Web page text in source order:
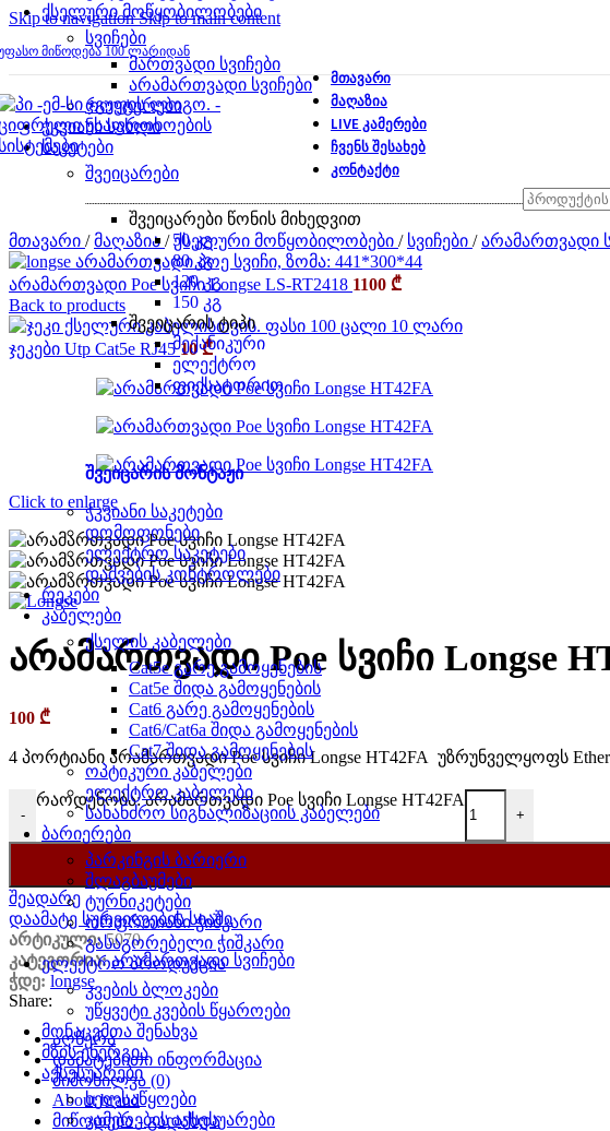
Skip to navigationSkip to main content
მიწოდება 100 ლარიდან
ᲛᲗᲐᲕᲐᲠᲘ
ᲛᲐᲦᲐᲖᲘᲐ
LIVE ᲙᲐᲛᲔᲠᲔᲑᲘ
ᲩᲕᲔᲜᲡ ᲨᲔᲡᲐᲮᲔᲑ
ᲙᲝᲜᲢᲐᲥᲢᲘ
ქსელური მოწყობილობები
სვიჩები
მართვადი სვიჩები
არამართვადი სვიჩები
როუტერები
ჭკვიანი სახლი
საკეტები
შვეიცარები
შვეიცარები წონის მიხედვით
50 კგ
80 კგ
120 კგ
150 კგ
შვეიცარის ტიპი
მექანიკური
ელექტრო
ფიქსატორით
შვეიცარის მონტაჟი
ჭკვიანი საკეტები
დომოფონები
ელექტრო საკეტები
დაშვების კონტროლები
რეკები
კაბელები
ქსელის კაბელები
Cat5e გარე გამოყენების
Cat5e შიდა გამოყენების
Cat6 გარე გამოყენების
Cat6/Cat6a შიდა გამოყენების
Cat7 შიდა გამოყენების
ოპტიკური კაბელები
ელექტრო კაბელები
სახანძრო სიგნალიზაციის კაბელები
ბარიერები
პარკინგის ბარიერი
შლაგბაუმები
ტურნიკეტები
ორფრთიანი ჭიშკარი
გასაგორებელი ჭიშკარი
ელექტრო პროდუქცია
კვების ბლოკები
უწყვეტი კვების წყაროები
მონაცემთა შენახვა
მზის ენერგია
აქსესუარები
ხელსაწყოები
კამერების აქსესუარები
მთავარი / მაღაზია / ქსელური მოწყობილობები / სვიჩები / არამართვადი
არამართვადი Poe სვიჩი Longse LS-RT2418 1100 ₾
Back to products
ჯეკები Utp Cat5e RJ4510₾
Click to enlarge
არამართვადი Poe სვიჩი Longse
100 ₾
4 პორტიანი არამართვადი Poe სვიჩი Longse HT42FA უზრუნველყოფს
-
რაოდენობა: არამართვადი Poe სვიჩი Longse HT42FA
+
შეადარე
დაამატე სურვილების სიაში
არტიკული:5070
კატეგორია: არამართვადი სვიჩები
ჭდე: longse
Share:
აღწერა
დამატებითი ინფორმაცია
მიმოხილვა (0)
About brand
მიწოდება - გადახდა